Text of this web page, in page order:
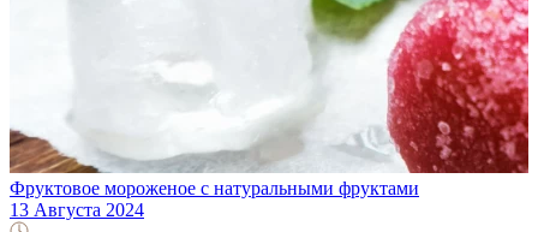
Фруктовое мороженое с натуральными фруктами
13 Августа 2024